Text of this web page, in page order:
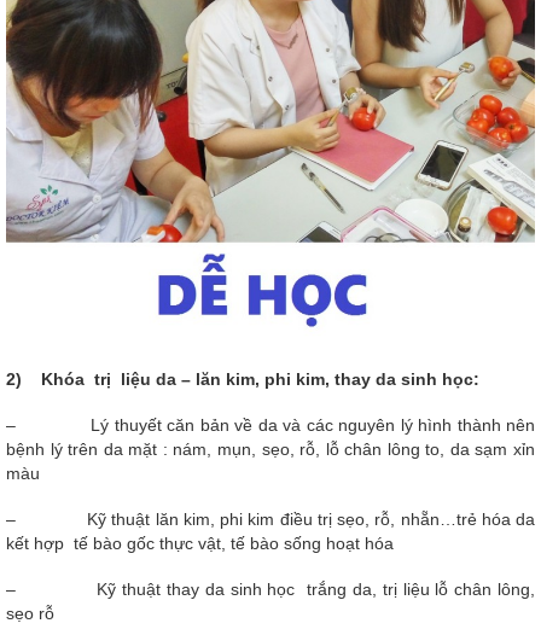
2) Khóa trị liệu da – lăn kim, phi kim, thay da sinh học:
– Lý thuyết căn bản về da và các nguyên lý hình thành nên
bệnh lý trên da mặt : nám, mụn, sẹo, rỗ, lỗ chân lông to, da sạm xỉn
màu
– Kỹ thuật lăn kim, phi kim điều trị sẹo, rỗ, nhẵn…trẻ hóa da
kết hợp tế bào gốc thực vật, tế bào sống hoạt hóa
– Kỹ thuật thay da sinh học trắng da, trị liệu lỗ chân lông,
sẹo rỗ